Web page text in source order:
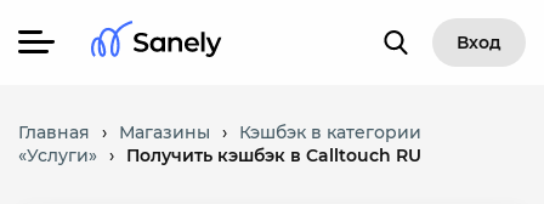
Вход
Главная › Магазины ›
Кэшбэк в категории
«Услуги» › Получить кэшбэк в Calltouch RU